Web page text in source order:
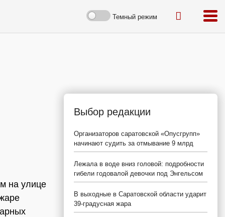
Темный режим
на улице
Выбор редакции
Организаторов саратовской «Опусгрупп»
начинают судить за отмывание 9 млрд
Лежала в воде вниз головой: подробности
гибели годовалой девочки под Энгельсом
В выходные в Саратовской области ударит
39-градусная жара